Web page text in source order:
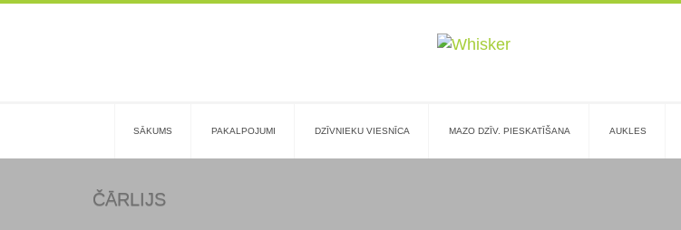
SĀKUMS PAKALPOJUMI DZĪVNIEKU VIESNĪCA MAZO DZĪV. PIESKATĪŠANA AUKLES
ČĀRLIJS